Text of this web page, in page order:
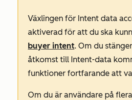
Växlingen för Intent data
aktiverad för att du ska
buyer intent. Om du
åtkomst till Intent-data
funktioner fortfarande att
Om du är användare på